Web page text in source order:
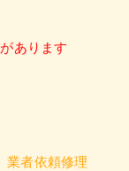
があります
業者依頼修理